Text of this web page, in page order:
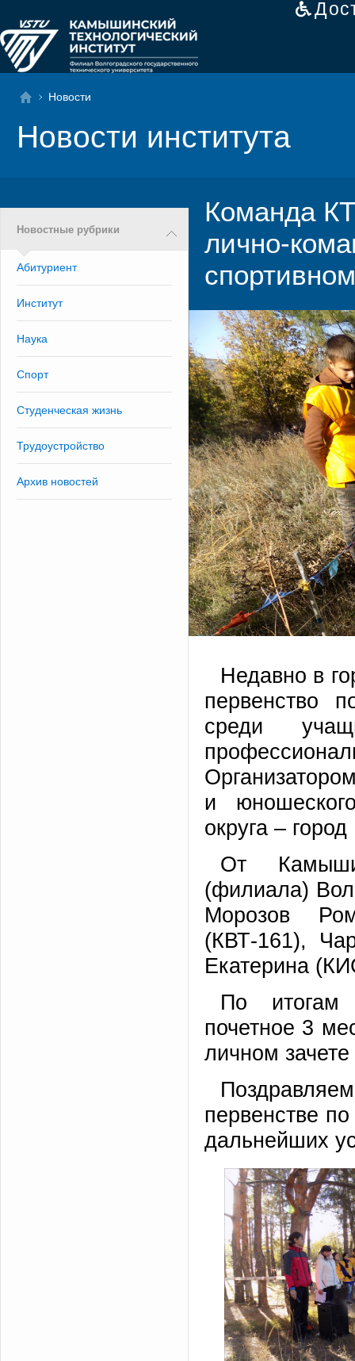
Новости
Новости института
Новостные рубрики
Абитуриент
Институт
Наука
Спорт
Студенческая жизнь
Трудоустройство
Архив новостей
Команда
лично-
Недавно в
первенство
среди
и
округа –
От
(филиала)
Морозов
(КВТ-161),
Екатерина
По итогам
почетное 3
личном
первенстве
дальнейших